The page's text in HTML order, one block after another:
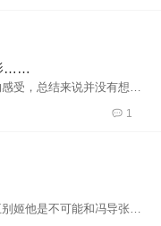
后，俩人在公交车上相
，一个人絮叨着往事。一
感情。 庆祝游行的队伍，
白了高远的苦衷。那是一
也即将结束。多年后，方
世的背后，是无数人的默
梁。 Tom 2019/09/30
……
受，总结来说并没有想象
新颖，比如说女排不是直
船也不是去叙述航天员本
车司机，预备队员等并不
片将梦想二字贯穿始终，
1
姬他是不可能和冯导张导